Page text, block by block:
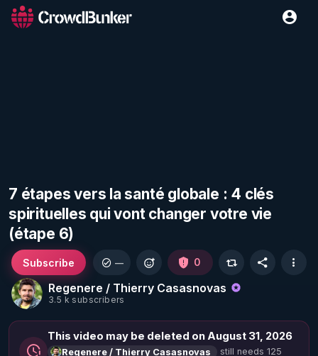
7 étapes vers la santé globale : 4 clés
spirituelles qui vont changer votre vie
(étape 6)
Regenere / Thierry Casasnovas
3.5 k subscribers
Subscribe — 0
This video may be deleted on August 31, 2026
Regenere / Thierry Casasnovas
still needs 125